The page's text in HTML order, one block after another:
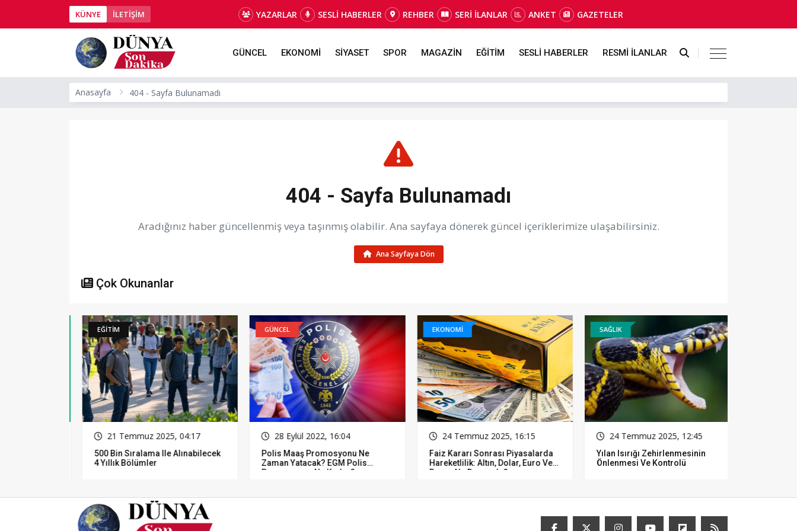
KÜNYE İLETİŞİM YAZARLAR SESLİ HABERLER REHBER SERİ İLANLAR ANKET GAZETELER
GÜNCEL EKONOMİ SİYASET SPOR MAGAZİN EĞİTİM SESLİ HABERLER RESMİ İLANLAR
Anasayfa 404 - Sayfa Bulunamadı
404 - Sayfa Bulunamadı
Aradığınız haber güncellenmiş veya taşınmış olabilir. Ana sayfaya dönerek güncel içeriklerimize ulaşabilirsiniz.
Ana Sayfaya Dön
Çok Okunanlar
EĞİTİM
21 Temmuz 2025, 04:17
500 Bin Sıralama Ile Alınabilecek
4 Yıllık Bölümler
GÜNCEL
28 Eylül 2022, 16:04
Polis Maaş Promosyonu Ne
Zaman Yatacak? EGM Polis
Promosyonu Ne Kadar?
EKONOMİ
24 Temmuz 2025, 16:15
Faiz Kararı Sonrası Piyasalarda
Hareketlilik: Altın, Dolar, Euro Ve
Borsa Ne Durumda?
SAĞLIK
24 Temmuz 2025, 12:45
Yılan Isırığı Zehirlenmesinin
Önlenmesi Ve Kontrolü